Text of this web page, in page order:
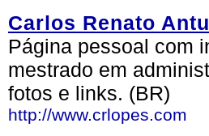
Carlos Renato
Página pessoal com
mestrado em
fotos e links. (BR)
http://www.crlopes.com